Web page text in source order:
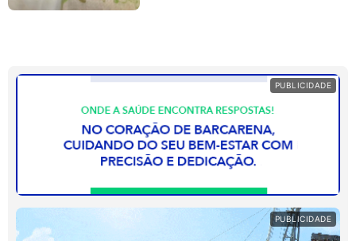
PUBLICIDADE
PUBLICIDADE